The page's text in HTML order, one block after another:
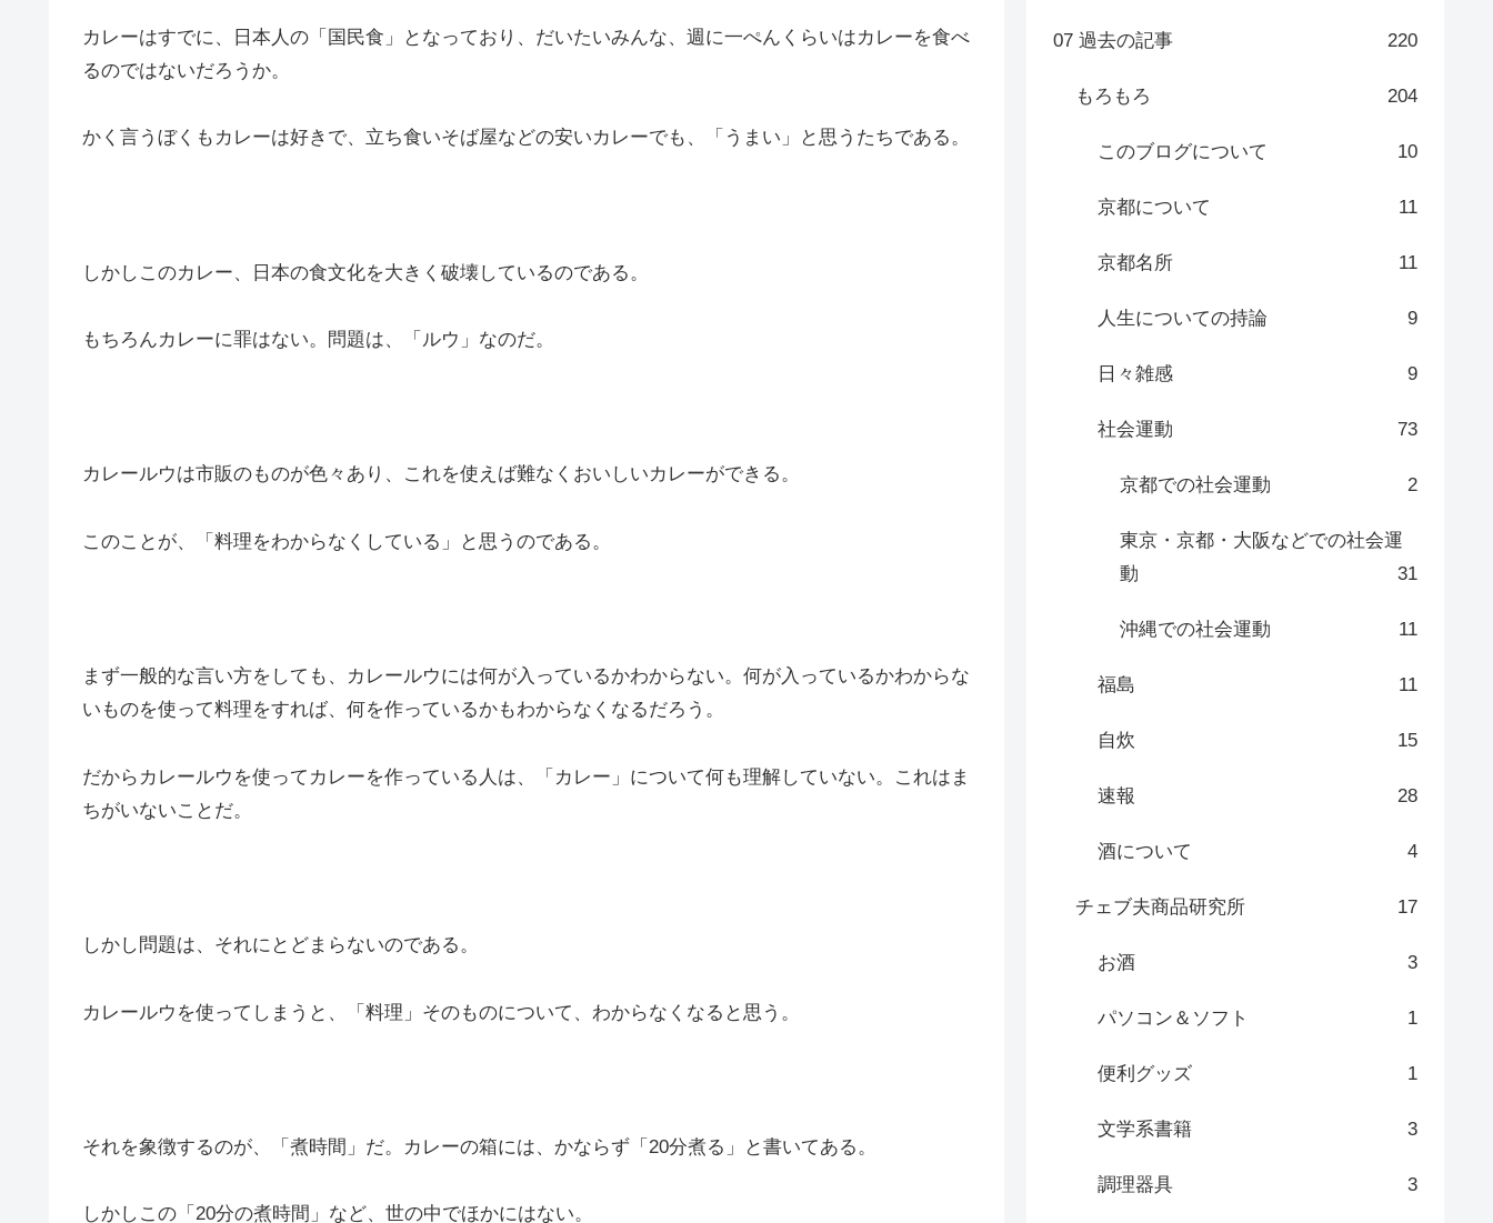
カレーはすでに、日本人の「国民食」となっており、だいたいみんな、週に一ぺんくらいはカレーを食べ
るのではないだろうか。
かく言うぼくもカレーは好きで、立ち食いそば屋などの安いカレーでも、「うまい」と思うたちである。
しかしこのカレー、日本の食文化を大きく破壊しているのである。
もちろんカレーに罪はない。問題は、「ルウ」なのだ。
カレールウは市販のものが色々あり、これを使えば難なくおいしいカレーができる。
このことが、「料理をわからなくしている」と思うのである。
まず一般的な言い方をしても、カレールウには何が入っているかわからない。何が入っているかわからな
いものを使って料理をすれば、何を作っているかもわからなくなるだろう。
だからカレールウを使ってカレーを作っている人は、「カレー」について何も理解していない。これはま
ちがいないことだ。
しかし問題は、それにとどまらないのである。
カレールウを使ってしまうと、「料理」そのものについて、わからなくなると思う。
それを象徴するのが、「煮時間」だ。カレーの箱には、かならず「20分煮る」と書いてある。
しかしこの「20分の煮時間」など、世の中でほかにはない。
07 過去の記事 220
もろもろ 204
このブログについて 10
京都について 11
京都名所 11
人生についての持論 9
日々雑感 9
社会運動 73
京都での社会運動 2
東京・京都・大阪などでの社会運
動
31
沖縄での社会運動 11
福島 11
自炊 15
速報 28
酒について 4
チェブ夫商品研究所 17
お酒 3
パソコン＆ソフト 1
便利グッズ 1
文学系書籍 3
調理器具 3